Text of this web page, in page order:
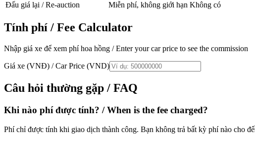
Đấu giá lại / Re-auction
Miễn phí, không giới hạn Không có
Tính phí / Fee Calculator
Nhập giá xe để xem phí hoa hồng / Enter your car price to see the commission
Giá xe (VNĐ) / Car Price (VND)
Câu hỏi thường gặp / FAQ
Khi nào phí được tính? / When is the fee charged?
Phí chỉ được tính khi giao dịch thành công. Bạn không trả bất kỳ phí nào cho